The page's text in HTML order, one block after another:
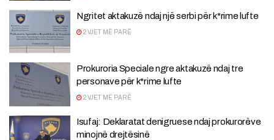
Ngritet aktakuzë ndaj një serbi për k*rime lufte
2 VJET MË PARË
Prokuroria Speciale ngre aktakuzë ndaj tre
personave për k*rime lufte
2 VJET MË PARË
Isufaj: Deklaratat denigruese ndaj prokurorëve
minojnë drejtësinë